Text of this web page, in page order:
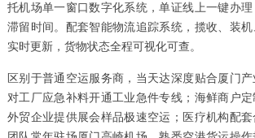
托机场单一窗口数字化系统，单证线上一键办
滞留时间。配套智能物流追踪系统，揽收、装
实时更新，货物状态全程可视化可查。
区别于普通空运服务商，当天达深度贴合厦门
对工厂应急补料开通工业急件专线；海鲜商户定
外贸企业提供展会样品极速空运；医疗机构配套